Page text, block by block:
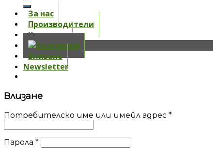
За нас
Производители
Контакти
Влизане
Newsletter
Влизане
Потребителско име или имейл адрес *
Парола *